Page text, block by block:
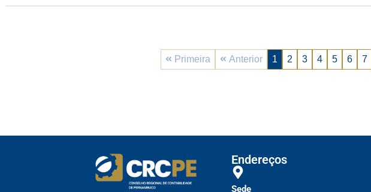
Primeira Anterior 1 2 3 4 5 6 7
Endereços
Sede